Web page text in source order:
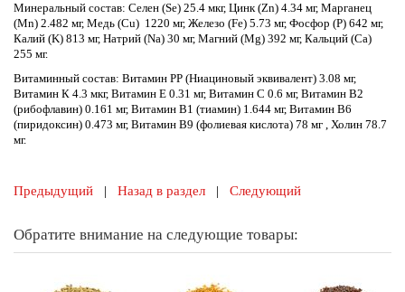
Минеральный состав: Селен (Se) 25.4 мкг, Цинк (Zn) 4.34 мг, Марганец
(Mn) 2.482 мг, Медь (Cu) 1220 мг, Железо (Fe) 5.73 мг, Фосфор (P) 642 мг,
Калий (K) 813 мг, Натрий (Na) 30 мг, Магний (Mg) 392 мг, Кальций (Ca)
255 мг.
Витаминный состав: Витамин PP (Ниациновый эквивалент) 3.08 мг,
Витамин К 4.3 мкг, Витамин Е 0.31 мг, Витамин C 0.6 мг, Витамин B2
(рибофлавин) 0.161 мг, Витамин B1 (тиамин) 1.644 мг, Витамин В6
(пиридоксин) 0.473 мг, Витамин В9 (фолиевая кислота) 78 мг , Холин 78.7
мг.
Предыдущий | Назад в раздел | Следующий
Обратите внимание на следующие товары: